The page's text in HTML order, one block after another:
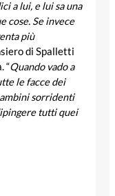
a lui, e lui sa una
cose. Se invece
più
di Spalletti
“Quando vado a
le facce dei
sorridenti
tutti quei